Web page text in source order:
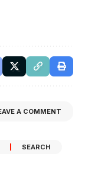
A COMMENT